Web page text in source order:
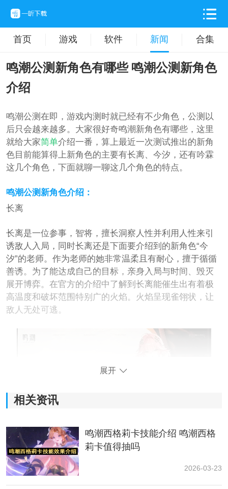
首页 游戏 软件 新闻 合集
鸣潮公测新角色有哪些 鸣潮公测新角色
介绍
鸣潮公测在即，游戏内测时就已经有不少角色，公测以
后只会越来越多。大家很好奇鸣潮新角色有哪些，这里
就给大家简单介绍一番，算上最近一次测试推出的新角
色目前能算得上新角色的主要有长离、今汐，还有吟霖
这几个角色，下面就聊一聊这几个角色的特点。
鸣潮公测新角色介绍：
长离
长离是一位参事，智将，擅长洞察人性并利用人性来引
诱敌人入局，同时长离还是下面要介绍到的新角色“今
汐”的老师。作为老师的她非常温柔且有耐心，擅于循循
善诱。为了能达成自己的目标，亲身入局与时间、毁灭
展开博弈。在官方的介绍中了解到长离能催生出有着极
高温度和破坏范围特别广的火焰。火焰呈现雀翎状，让
敌人无处可逃。
而且是作为鸣潮1.1版本卡池下半卡池中的角色，综合来
看应该是个火C，从她的立绘上也没看出武器，大概率会
展开
相关资讯
鸣潮西格莉卡技能介绍 鸣潮西格
莉卡值得抽吗
2026-03-23